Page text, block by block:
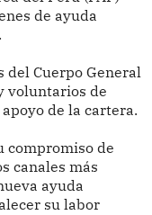
de ayuda
del Cuerpo General
voluntarios de
de la cartera.
compromiso de
canales más
ayuda
su labor